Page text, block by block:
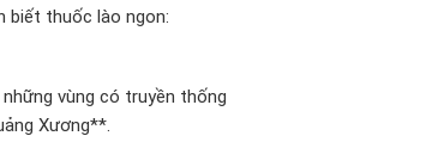
biết thuốc lào ngon:
vùng có truyền thống
Xương**.